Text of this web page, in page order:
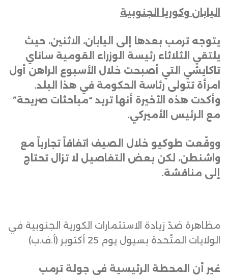
اليابان وكوريا الجنوبية
يتوجه ترمب بعدها إلى اليابان، الاثنين، حيث
يلتقي الثلاثاء رئيسة الوزراء القومية ساناي
تاكايشي التي أصبحت خلال الأسبوع الراهن أول
امرأة تتولى رئاسة الحكومة في هذا البلد.
وأكدت هذه الأخيرة أنها تريد “مباحثات صريحة”
مع الرئيس الأميركي.
ووقّعت طوكيو خلال الصيف اتفاقاً تجارياً مع
واشنطن، لكن بعض التفاصيل لا تزال تحتاج
إلى مناقشة.
مظاهرة ضدّ زيادة الاستثمارات الكورية الجنوبية في
الولايات المتّحدة بسيول يوم 25 أكتوبر (أ.ف.ب)
غير أن المحطة الرئيسية في جولة ترمب